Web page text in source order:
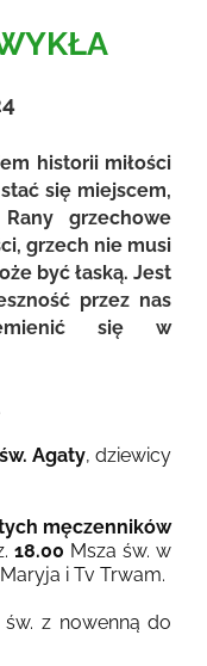
historii miłości
się miejscem,
grzechowe
grzech nie musi
być łaską. Jest
przez nas
się w
św. Agaty, dziewicy
męczenników
18.00 Msza św. w
i Tv Trwam.
św. z nowenną do